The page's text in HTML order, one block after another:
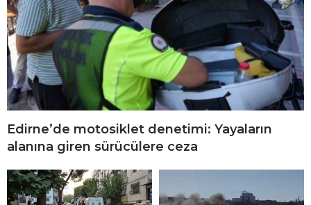
Edirne’de motosiklet denetimi: Yayaların
alanına giren sürücülere ceza